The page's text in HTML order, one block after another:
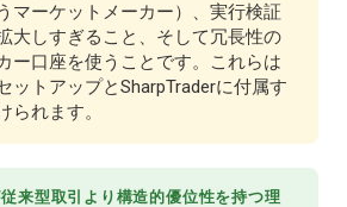
マーケットメーカー）、実行検証
大しすぎること、そして冗長性の
ー口座を使うことです。これらは
ットアップとSharpTraderに付属す
られます。
来型取引より構造的優位性を持つ理